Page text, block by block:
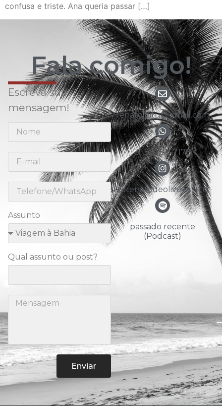
confusa e triste. Ana queria passar […]
Fala comigo!
Escreva sua
mensagem!
Assunto
Qual assunto ou post?
Enviar
renato.nitu@gmail.com
31 98783-7178
@renatodeoliveira.nitu
passado recente
(Podcast)